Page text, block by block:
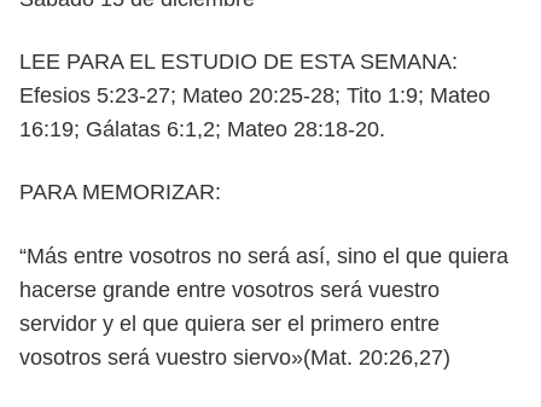
LEE PARA EL ESTUDIO DE ESTA SEMANA:
Efesios 5:23-27; Mateo 20:25-28; Tito 1:9; Mateo
16:19; Gálatas 6:1,2; Mateo 28:18-20.
PARA MEMORIZAR:
“Más entre vosotros no será así, sino el que quiera
hacerse grande entre vosotros será vuestro
servidor y el que quiera ser el primero entre
vosotros será vuestro siervo»(Mat. 20:26,27)